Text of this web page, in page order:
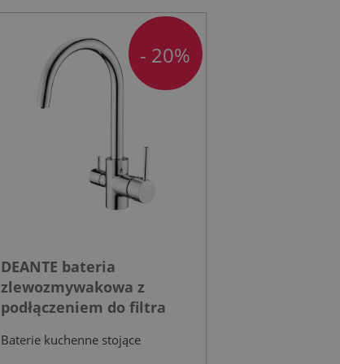
DEANTE bateria
zlewozmywakowa z
podłączeniem do filtra
Baterie kuchenne stojące
- 20%